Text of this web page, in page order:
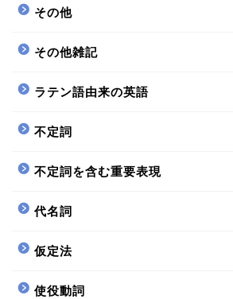
その他
その他雑記
ラテン語由来の英語
不定詞
不定詞を含む重要表現
代名詞
仮定法
使役動詞